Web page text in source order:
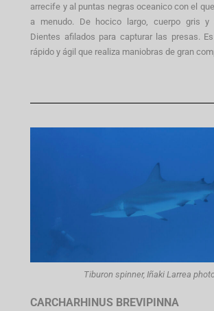
arrecife y al puntas negras oceanico con el
a menudo. De hocico largo, cuerpo gris y
Dientes afilados para capturar las presas.
rápido y ágil que realiza maniobras de gran
Tiburon spinner, Iñaki Larrea
CARCHARHINUS BREVIPINNA